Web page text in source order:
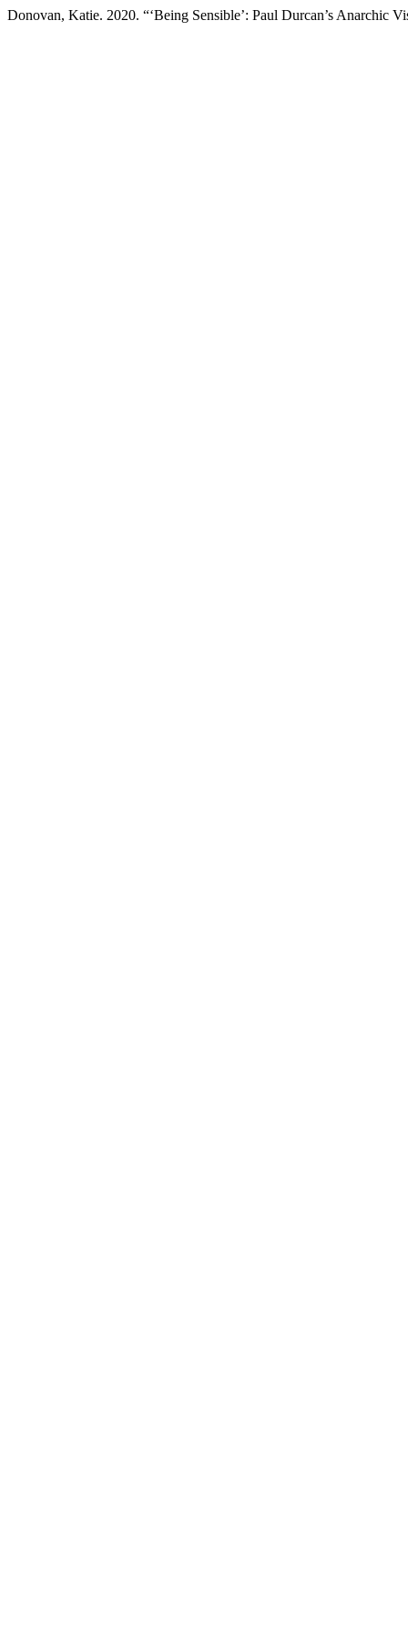
Donovan, Katie. 2020. “‘Being Sensible’: Paul Durcan’s Anarchic